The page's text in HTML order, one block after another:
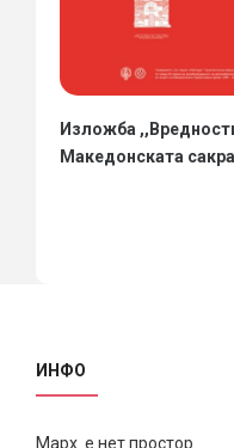
Изложба
Македонската
ИНФО
Марх е нет простор